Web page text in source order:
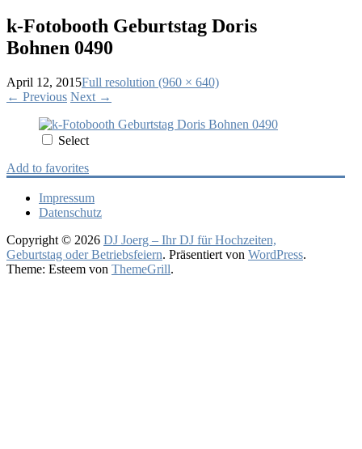
k-Fotobooth Geburtstag Doris
Bohnen 0490
April 12, 2015Full resolution (960 × 640)
← Previous Next →
Select
Add to favorites
Impressum
Datenschutz
Copyright © 2026 DJ Joerg – Ihr DJ für Hochzeiten,
Geburtstag oder Betriebsfeiern. Präsentiert von WordPress.
Theme: Esteem von ThemeGrill.